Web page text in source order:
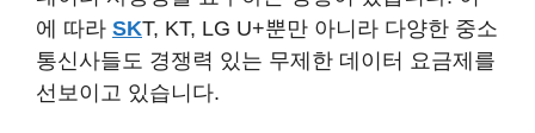
에 따라 SKT, KT, LG U+뿐만 아니라 다양한 중소
통신사들도 경쟁력 있는 무제한 데이터 요금제를
선보이고 있습니다.